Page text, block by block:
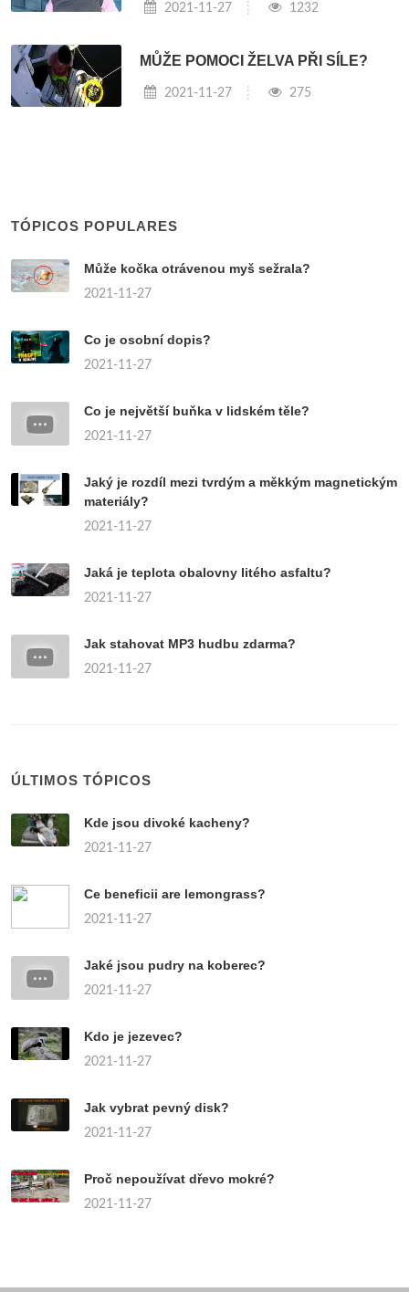
2021-11-27 1232
MŮŽE POMOCI ŽELVA PŘI SÍLE?
2021-11-27 275
TÓPICOS POPULARES
Může kočka otrávenou myš sežrala?
2021-11-27
Co je osobní dopis?
2021-11-27
Co je největší buňka v lidském těle?
2021-11-27
Jaký je rozdíl mezi tvrdým a měkkým magnetickým
materiály?
2021-11-27
Jaká je teplota obalovny litého asfaltu?
2021-11-27
Jak stahovat MP3 hudbu zdarma?
2021-11-27
ÚLTIMOS TÓPICOS
Kde jsou divoké kacheny?
2021-11-27
Ce beneficii are lemongrass?
2021-11-27
Jaké jsou pudry na koberec?
2021-11-27
Kdo je jezevec?
2021-11-27
Jak vybrat pevný disk?
2021-11-27
Proč nepoužívat dřevo mokré?
2021-11-27